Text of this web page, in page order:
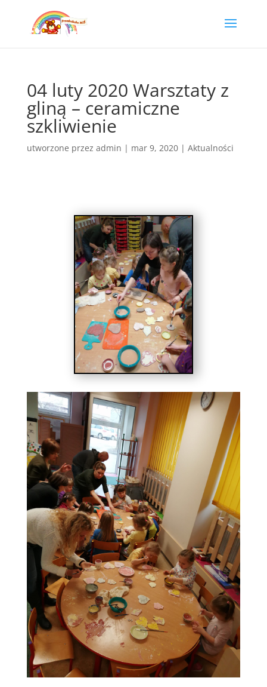
04 luty 2020 Warsztaty z
gliną – ceramiczne
szkliwienie
utworzone przez admin | mar 9, 2020| Aktualności